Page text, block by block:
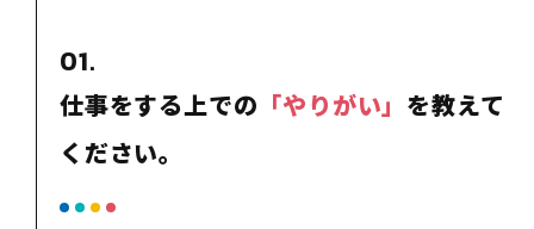
01.
仕事をする上での 「やりがい」 を教えて
ください。